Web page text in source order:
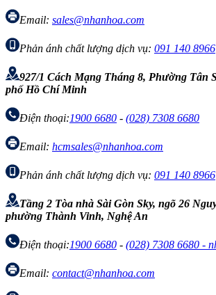
Email: sales@nhanhoa.com
Phản ánh chất lượng dịch vụ: 091 140 8966
927/1 Cách Mạng Tháng 8, Phường Tân
phố Hồ Chí Minh
Điện thoại:1900 6680 - (028) 7308 6680
Email: hcmsales@nhanhoa.com
Phản ánh chất lượng dịch vụ: 091 140 8966
Tầng 2 Tòa nhà Sài Gòn Sky, ngõ 26
phường Thành Vinh, Nghệ An
Điện thoại:1900 6680 - (028) 7308 6680 -
Email: contact@nhanhoa.com